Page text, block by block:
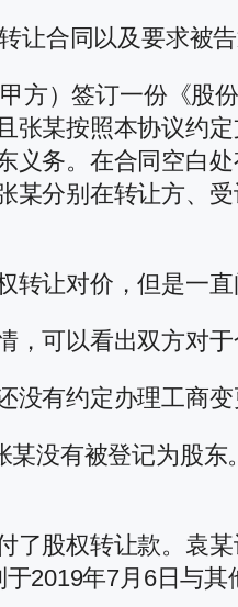
让合同以及要求被
方）签订一份《股
张某按照本协议约
义务。在合同空白
分别在转让方、
让对价，但是一
可以看出双方对于
有约定办理工商变
没有被登记为股
了股权转让款。袁
2019年7月6日与其